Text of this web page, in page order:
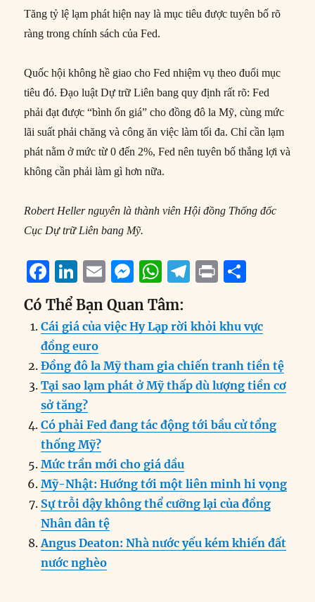
Tăng tỷ lệ lạm phát hiện nay là mục tiêu được tuyên bố rõ
ràng trong chính sách của Fed.
Quốc hội không hề giao cho Fed nhiệm vụ theo đuổi mục
tiêu đó. Đạo luật Dự trữ Liên bang quy định rất rõ: Fed
phải đạt được “bình ổn giá” cho đồng đô la Mỹ, cùng mức
lãi suất phải chăng và công ăn việc làm tối đa. Chỉ cần lạm
phát nằm ở mức từ 0 đến 2%, Fed nên tuyên bố thắng lợi và
không cần phải làm gì hơn nữa.
Robert Heller nguyên là thành viên Hội đồng Thống đốc
Cục Dự trữ Liên bang Mỹ.
F
a
c
e
b
o
o
k
Li
n
k
e
d
I
n
E
m
ai
l
M
ss
e
n
g
W
h
at
s
A
p
T
e
g
r
a
P
n
t
a
re
Có Thể Bạn Quan Tâm:
Cái giá của việc Hy Lạp rời khỏi khu vực
đồng euro
Đồng đô la Mỹ tham gia chiến tranh tiền tệ
Tại sao lạm phát ở Mỹ thấp dù lượng tiền cơ
sở tăng?
Có phải Fed đang tác động tới bầu cử tổng
thống Mỹ?
Mức trần mới cho giá dầu
Mỹ-Nhật: Hướng tới một liên minh hi vọng
Sự trỗi dậy không thể cưỡng lại của đồng
Nhân dân tệ
Angus Deaton: Nhà nước yếu kém khiến đất
nước nghèo